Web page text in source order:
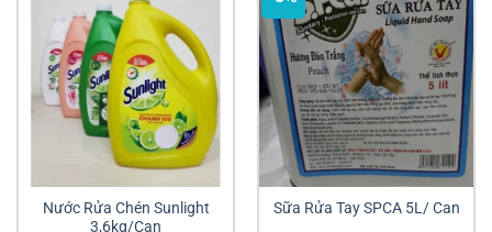
Nước Rửa Chén Sunlight
3,6kg/Can
Sữa Rửa Tay SPCA 5L/ Can